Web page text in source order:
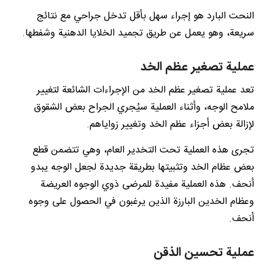
النحت البارد هو إجراء سهل بأقل تدخل جراحي مع نتائج
سريعة، وهو يعمل عن طريق تجميد الخلايا الدهنية وشفطها.
عملية تصغير عظم الخد
تعد عملية تصغير عظم الخد من الإجراءات الشائعة لتغيير
ملامح الوجه، وأثناء العملية سيُجري الجراح بعض الشقوق
لإزالة بعض أجزاء عظم الخد وتغيير زواياهم.
تجرى هذه العملية تحت التخدير العام، وهي تتضمن قطع
بعض عظام الخد وتثبيتها بطريقة جديدة لجعل الوجه يبدو
أنحف. هذه العملية مفيدة للمرضى ذوي الوجوه العريضة
وعظام الخدين البارزة الذين يرغبون في الحصول على وجوه
أنحف.
عملية تحسين الذقن